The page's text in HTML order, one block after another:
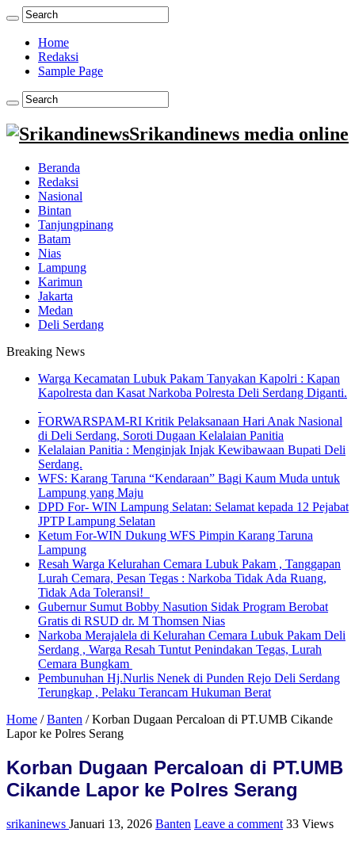
Home
Redaksi
Sample Page
Srikandinews media online
Beranda
Redaksi
Nasional
Bintan
Tanjungpinang
Batam
Nias
Lampung
Karimun
Jakarta
Medan
Deli Serdang
Breaking News
Warga Kecamatan Lubuk Pakam Tanyakan Kapolri : Kapan
Kapolresta dan Kasat Narkoba Polresta Deli Serdang Diganti.
FORWARSPAM-RI Kritik Pelaksanaan Hari Anak Nasional
di Deli Serdang, Soroti Dugaan Kelalaian Panitia
Kelalaian Panitia : Menginjak Injak Kewibawaan Bupati Deli
Serdang.
WFS: Karang Taruna “Kendaraan” Bagi Kaum Muda untuk
Lampung yang Maju
DPD For- WIN Lampung Selatan: Selamat kepada 12 Pejabat
JPTP Lampung Selatan
Ketum For-WIN Dukung WFS Pimpin Karang Taruna
Lampung
Resah Warga Kelurahan Cemara Lubuk Pakam , Tanggapan
Lurah Cemara, Pesan Tegas : Narkoba Tidak Ada Ruang,
Tidak Ada Toleransi!
Gubernur Sumut Bobby Nasution Sidak Program Berobat
Gratis di RSUD dr. M Thomsen Nias
Narkoba Merajalela di Kelurahan Cemara Lubuk Pakam Deli
Serdang , Warga Resah Tuntut Penindakan Tegas, Lurah
Cemara Bungkam
Pembunuhan Hj.Nurlis Nenek di Punden Rejo Deli Serdang
Terungkap , Pelaku Terancam Hukuman Berat
Home / Banten / Korban Dugaan Percaloan di PT.UMB Cikande
Lapor ke Polres Serang
Korban Dugaan Percaloan di PT.UMB
Cikande Lapor ke Polres Serang
srikaninews Januari 13, 2026 Banten Leave a comment 33 Views